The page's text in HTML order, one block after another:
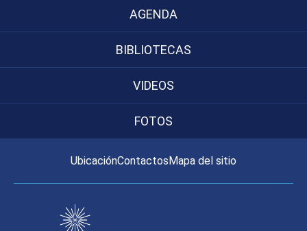
AGENDA
BIBLIOTECAS
VIDEOS
FOTOS
UbicaciónContactos Mapa del sitio